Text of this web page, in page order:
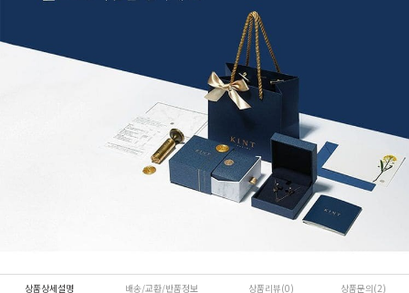
상품상세설명 배송/교환/반품정보 상품리뷰(0) 상품문의(2)